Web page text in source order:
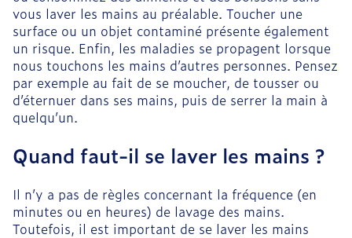
vous laver les mains au préalable. Toucher une
surface ou un objet contaminé présente également
un risque. Enfin, les maladies se propagent lorsque
nous touchons les mains d’autres personnes. Pensez
par exemple au fait de se moucher, de tousser ou
d’éternuer dans ses mains, puis de serrer la main à
quelqu’un.
Quand faut-il se laver les mains ?
Il n’y a pas de règles concernant la fréquence (en
minutes ou en heures) de lavage des mains.
Toutefois, il est important de se laver les mains